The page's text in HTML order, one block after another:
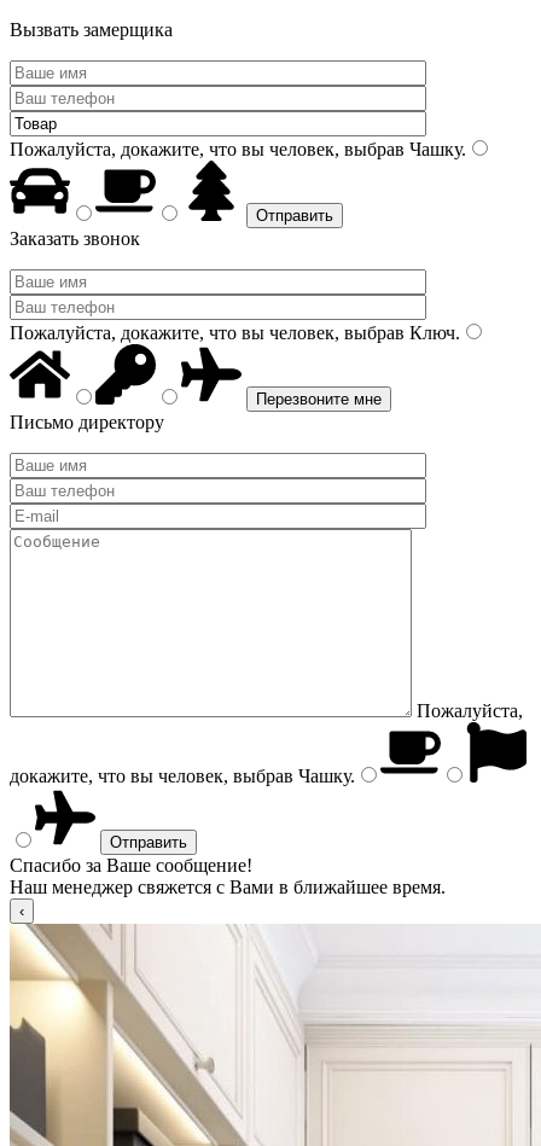
Вызвать замерщика
Пожалуйста, докажите, что вы человек, выбрав Чашку.
Заказать звонок
Пожалуйста, докажите, что вы человек, выбрав Ключ.
Письмо директору
Пожалуйста,
докажите, что вы человек, выбрав Чашку.
Спасибо за Ваше сообщение!
Наш менеджер свяжется с Вами в ближайшее время.